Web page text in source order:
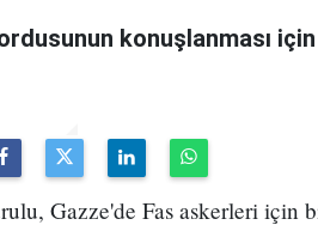
konuşlanması
Gazze'de Fas askerleri için